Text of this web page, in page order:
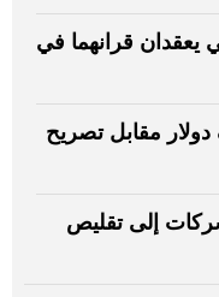
يعقدان قرانهما في
دفعت 160 ألف دولار مقابل تصريح
شركات إلى تقليص